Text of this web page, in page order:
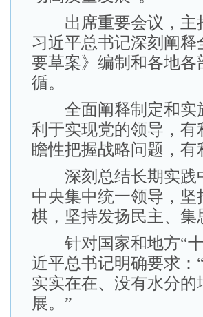
出席重要会议，主
习近平总书记深刻阐释
要草案》编制和各地
循。
全面阐释制定和实
利于实现党的领导，
瞻性把握战略问题，
深刻总结长期实践
中央集中统一领导，
棋，坚持发扬民主、
针对国家和地方“十
近平总书记明确要求
实实在在、没有水分
展。”